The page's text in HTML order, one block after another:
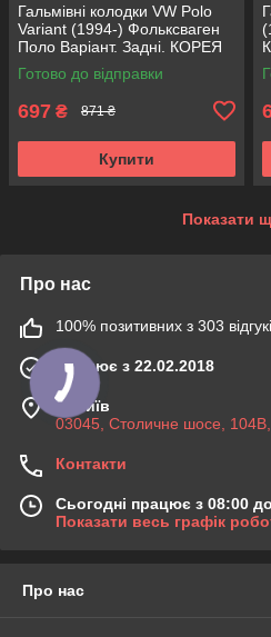
Гальмівні колодки VW Polo
Variant (1994-) Фольксваген
Поло Варіант. Задні. КОРЕЯ
Acsuss! GDB1330 , FDB1083 ,
FDB1491 , FDB4260
Готово до відправки
697 ₴ 871 ₴
Купити
Показати
Про нас
100% позитивних з 303
Працює з 22.02.2018
м. Київ
03045, Столичне шосе, 104B,
Контакти
Сьогодні працює з 08:00
Показати весь графік
Про нас